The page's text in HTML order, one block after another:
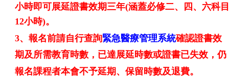
小時即可展延證書效期三年(涵蓋必修二、四、六科
12小時)。
3、報名前請自行查詢緊急醫療管理系統確認證書效
期及所需教育時數 ， 已達展延時數或證書已失效，仍
報名課程者本會不予延期、保留時數及退費。